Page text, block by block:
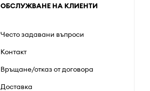
ОБСЛУЖВАНЕ НА КЛИЕНТИ
Често задавани въпроси
Контакт
Връщане/отказ от договора
Доставка